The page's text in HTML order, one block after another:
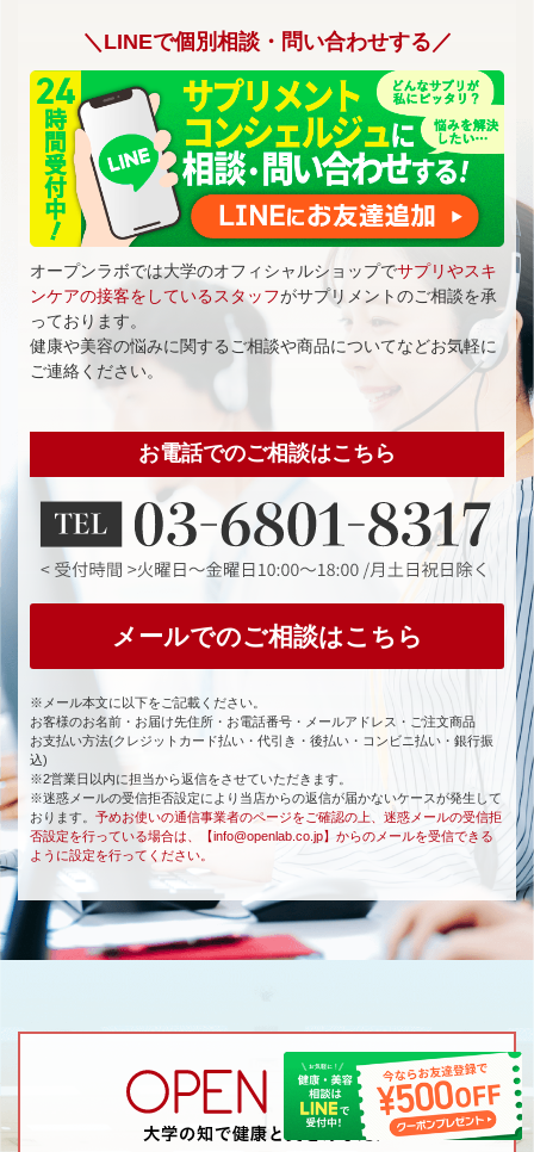
＼LINEで個別相談・問い合わせする／
オープンラボでは大学のオフィシャルショップでサプリやスキ
ンケアの接客をしているスタッフがサプリメントのご相談を承
っております。
健康や美容の悩みに関するご相談や商品についてなどお気軽に
ご連絡ください。
お電話でのご相談はこちら
メールでのご相談はこちら
※メール本文に以下をご記載ください。
お客様のお名前・お届け先住所・お電話番号・メールアドレス・ご注文商品
お支払い方法(クレジットカード払い・代引き・後払い・コンビニ払い・銀行振
込)
※2営業日以内に担当から返信をさせていただきます。
※迷惑メールの受信拒否設定により当店からの返信が届かないケースが発生して
おります。 予めお使いの通信事業者のページをご確認の上、迷惑メールの受信拒
否設定を行っている場合は、【info@openlab.co.jp】からのメールを受信できる
ように設定を行ってください。